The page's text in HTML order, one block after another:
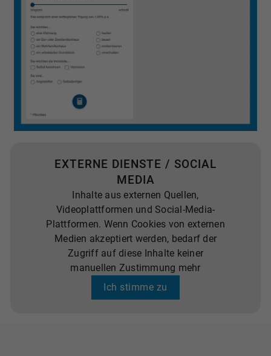
EXTERNE DIENSTE / SOCIAL
MEDIA
Inhalte aus externen Quellen,
Videoplattformen und Social-Media-
Plattformen. Wenn Cookies von externen
Medien akzeptiert werden, bedarf der
Zugriff auf diese Inhalte keiner
manuellen Zustimmung mehr
Ich stimme zu